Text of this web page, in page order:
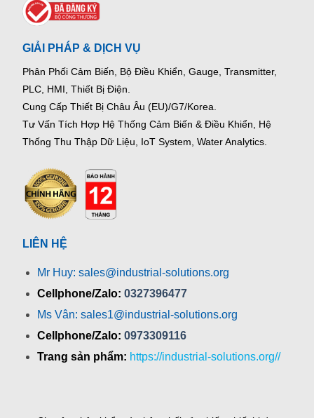
GIẢI PHÁP & DỊCH VỤ
Phân Phối Cảm Biến, Bộ Điều Khiển, Gauge, Transmitter,
PLC, HMI, Thiết Bị Điện.
Cung Cấp Thiết Bị Châu Âu (EU)/G7/Korea.
Tư Vấn Tích Hợp Hệ Thống Cảm Biến & Điều Khiển, Hệ
Thống Thu Thập Dữ Liệu, IoT System, Water Analytics.
LIÊN HỆ
Mr Huy: sales@industrial-solutions.org
Cellphone/Zalo: 0327396477
Ms Vân: sales1@industrial-solutions.org
Cellphone/Zalo: 0973309116
Trang sản phẩm: https://industrial-solutions.org//